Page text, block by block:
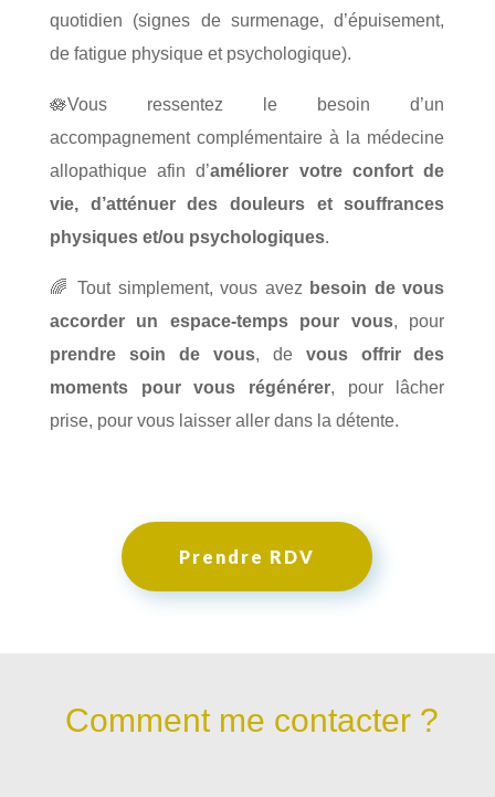
quotidien (signes de surmenage, d’épuisement,
de fatigue physique et psychologique).
🪷Vous ressentez le besoin d’un
accompagnement complémentaire à la médecine
allopathique afin d’améliorer votre confort de
vie, d’atténuer des douleurs et souffrances
physiques et/ou psychologiques.
🌈 Tout simplement, vous avez besoin de vous
accorder un espace-temps pour vous, pour
prendre soin de vous, de vous offrir des
moments pour vous régénérer, pour lâcher
prise, pour vous laisser aller dans la détente.
Prendre RDV
Comment me contacter ?